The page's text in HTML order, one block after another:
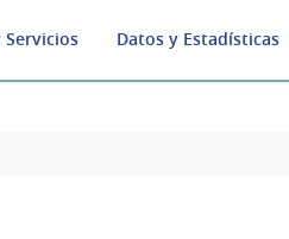
Datos y Estadísticas